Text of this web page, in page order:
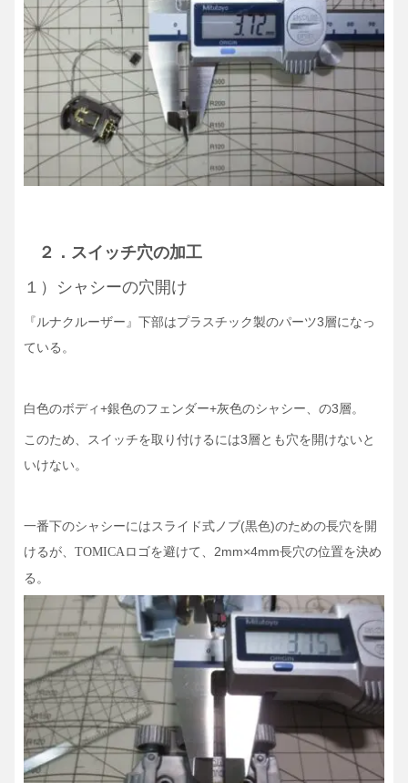
２．スイッチ穴の加工
１）シャシーの穴開け
『ルナクルーザー』下部はプラスチック製のパーツ3層になっ
ている。
白色のボディ+銀色のフェンダー+灰色のシャシー、の3層。
このため、スイッチを取り付けるには3層とも穴を開けないと
いけない。
一番下のシャシーにはスライド式ノブ(黒色)のための長穴を開
けるが、 TOMICA ロゴを避けて、2mm×4mm長穴の位置を決め
る。